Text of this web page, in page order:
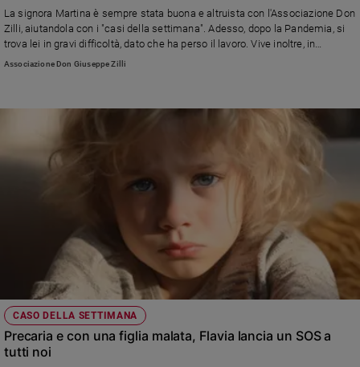
La signora Martina è sempre stata buona e altruista con l'Associazione Don
Zilli, aiutandola con i "casi della settimana". Adesso, dopo la Pandemia, si
trova lei in gravi difficoltà, dato che ha perso il lavoro. Vive inoltre, in
montagna da sola, depressa e infreddolita perché non è riuscita a pagare la
Associazione Don Giuseppe Zilli
CASO DELLA SETTIMANA
Precaria e con una figlia malata, Flavia lancia un SOS a
tutti noi